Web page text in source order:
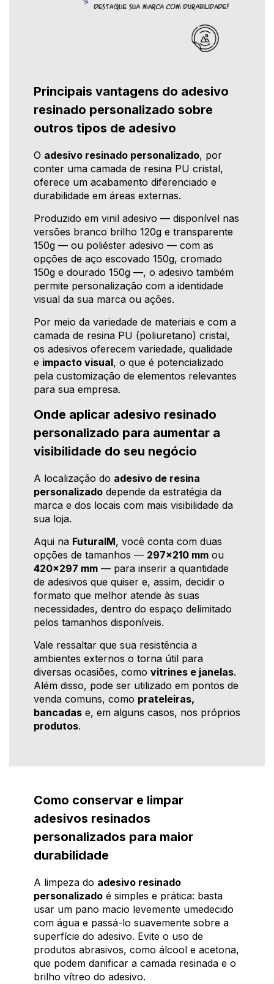
Principais vantagens do adesivo
resinado personalizado sobre
outros tipos de adesivo
O adesivo resinado personalizado, por
conter uma camada de resina PU cristal,
oferece um acabamento diferenciado e
durabilidade em áreas externas.
Produzido em vinil adesivo — disponível nas
versões branco brilho 120g e transparente
150g — ou poliéster adesivo — com as
opções de aço escovado 150g, cromado
150g e dourado 150g —, o adesivo também
permite personalização com a identidade
visual da sua marca ou ações.
Por meio da variedade de materiais e com a
camada de resina PU (poliuretano) cristal,
os adesivos oferecem variedade, qualidade
e impacto visual, o que é potencializado
pela customização de elementos relevantes
para sua empresa.
Onde aplicar adesivo resinado
personalizado para aumentar a
visibilidade do seu negócio
A localização do adesivo de resina
personalizado depende da estratégia da
marca e dos locais com mais visibilidade da
sua loja.
Aqui na FuturaIM, você conta com duas
opções de tamanhos — 297x210 mm ou
420x297 mm — para inserir a quantidade
de adesivos que quiser e, assim, decidir o
formato que melhor atende às suas
necessidades, dentro do espaço delimitado
pelos tamanhos disponíveis.
Vale ressaltar que sua resistência a
ambientes externos o torna útil para
diversas ocasiões, como vitrines e janelas.
Além disso, pode ser utilizado em pontos de
venda comuns, como prateleiras,
bancadas e, em alguns casos, nos próprios
produtos.
Como conservar e limpar
adesivos resinados
personalizados para maior
durabilidade
A limpeza do adesivo resinado
personalizado é simples e prática: basta
usar um pano macio levemente umedecido
com água e passá-lo suavemente sobre a
superfície do adesivo. Evite o uso de
produtos abrasivos, como álcool e acetona,
que podem danificar a camada resinada e o
brilho vítreo do adesivo.